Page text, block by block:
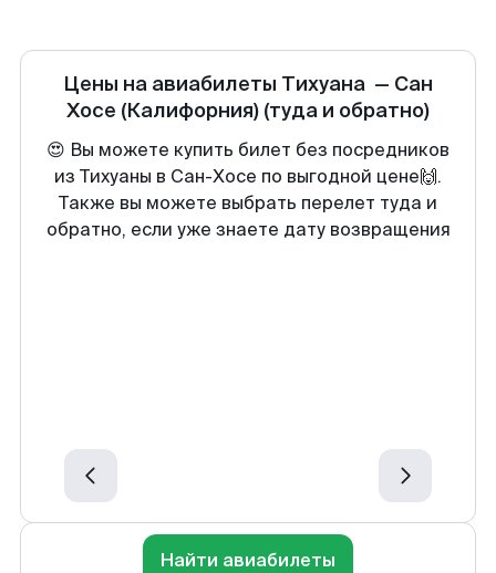
Цены на авиабилеты Тихуана — Сан
Хосе (Калифорния) (туда и обратно)
😍 Вы можете купить билет без посредников
из Тихуаны в Сан-Хосе по выгодной цене🙌.
Также вы можете выбрать перелет туда и
обратно, если уже знаете дату возвращения
Найти авиабилеты